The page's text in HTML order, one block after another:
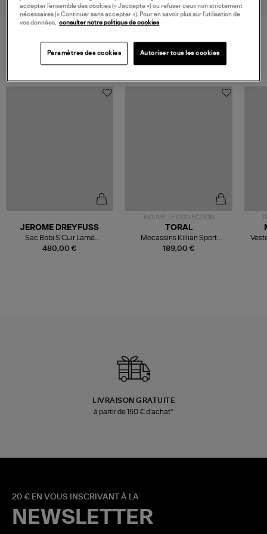
VOS DERNIERS PRODUITS VUS
480,00 €
JEROME DREYFUSS
Sac Bobi S Cuir Lamé
Champagne
NOUVELLE COLLECTION
189,00 €
TORAL
Mocassins Killian Sport
Mousse
LIVRAISON GRATUITE
à partir de 150 € d'achat*
20 € EN VOUS INSCRIVANT À LA
NEWSLETTER
accepter l’ensemble des cookies (« J’accepte ») ou refuser ceux non strictement
nécessaires (« Continuer sans accepter »). Pour en savoir plus sur l’utilisation de
vos données,
consulter notre politique de cookies
Paramètres des cookies Autoriser tous les cookies